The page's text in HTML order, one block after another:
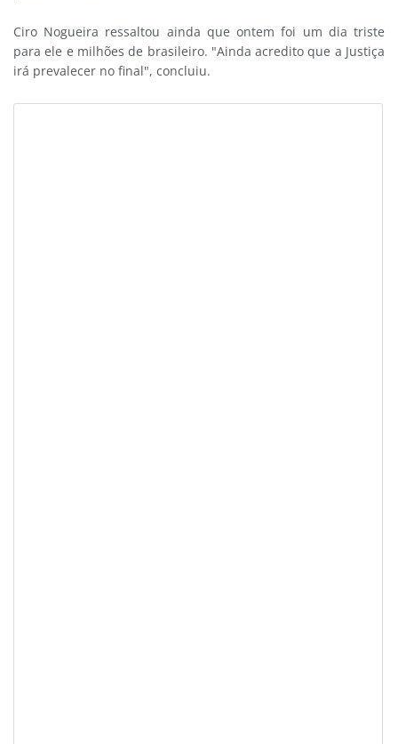
Ciro Nogueira ressaltou ainda que ontem foi um dia triste
para ele e milhões de brasileiro. "Ainda acredito que a Justiça
irá prevalecer no final", concluiu.